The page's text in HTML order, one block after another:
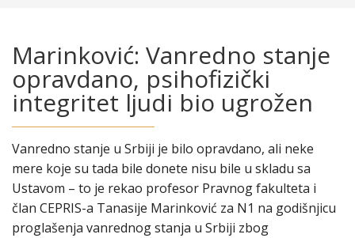
Marinković: Vanredno stanje
opravdano, psihofizički
integritet ljudi bio ugrožen
Vanredno stanje u Srbiji je bilo opravdano, ali neke
mere koje su tada bile donete nisu bile u skladu sa
Ustavom – to je rekao profesor Pravnog fakulteta i
član CEPRIS-a Tanasije Marinković za N1 na godišnjicu
proglašenja vanrednog stanja u Srbiji zbog